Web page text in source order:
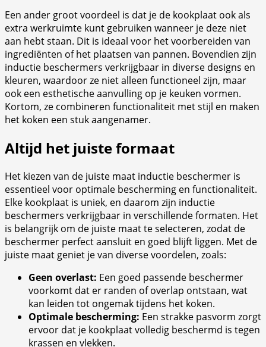
Een ander groot voordeel is dat je de kookplaat ook als
extra werkruimte kunt gebruiken wanneer je deze niet
aan hebt staan. Dit is ideaal voor het voorbereiden van
ingrediënten of het plaatsen van pannen. Bovendien zijn
inductie beschermers verkrijgbaar in diverse designs en
kleuren, waardoor ze niet alleen functioneel zijn, maar
ook een esthetische aanvulling op je keuken vormen.
Kortom, ze combineren functionaliteit met stijl en maken
het koken een stuk aangenamer.
Altijd het juiste formaat
Het kiezen van de juiste maat inductie beschermer is
essentieel voor optimale bescherming en functionaliteit.
Elke kookplaat is uniek, en daarom zijn inductie
beschermers verkrijgbaar in verschillende formaten. Het
is belangrijk om de juiste maat te selecteren, zodat de
beschermer perfect aansluit en goed blijft liggen. Met de
juiste maat geniet je van diverse voordelen, zoals:
Geen overlast: Een goed passende beschermer
voorkomt dat er randen of overlap ontstaan, wat
kan leiden tot ongemak tijdens het koken.
Optimale bescherming: Een strakke pasvorm zorgt
ervoor dat je kookplaat volledig beschermd is tegen
krassen en vlekken.